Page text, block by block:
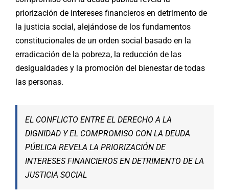
priorización de intereses financieros en detrimento de
la justicia social, alejándose de los fundamentos
constitucionales de un orden social basado en la
erradicación de la pobreza, la reducción de las
desigualdades y la promoción del bienestar de todas
las personas.
EL CONFLICTO ENTRE EL DERECHO A LA
DIGNIDAD Y EL COMPROMISO CON LA DEUDA
PÚBLICA REVELA LA PRIORIZACIÓN DE
INTERESES FINANCIEROS EN DETRIMENTO DE LA
JUSTICIA SOCIAL